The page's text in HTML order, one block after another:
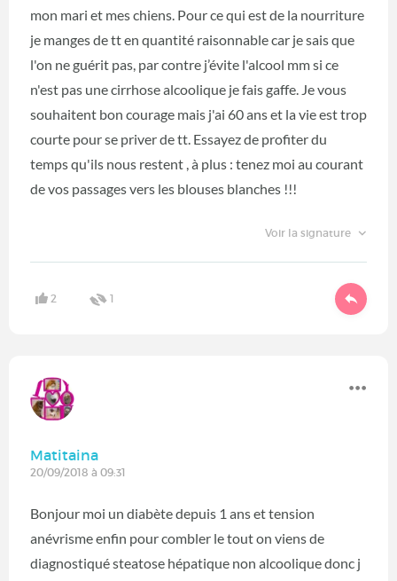
mon mari et mes chiens. Pour ce qui est de la nourriture
je manges de tt en quantité raisonnable car je sais que
l'on ne guérit pas, par contre j’évite l'alcool mm si ce
n'est pas une cirrhose alcoolique je fais gaffe. Je vous
souhaitent bon courage mais j'ai 60 ans et la vie est trop
courte pour se priver de tt. Essayez de profiter du
temps qu'ils nous restent , à plus : tenez moi au courant
de vos passages vers les blouses blanches !!!
Voir la signature
2 1
Matitaina
20/09/2018 à 09:31
Bonjour moi un diabète depuis 1 ans et tension
anévrisme enfin pour combler le tout on viens de
diagnostiqué steatose hépatique non alcoolique donc j